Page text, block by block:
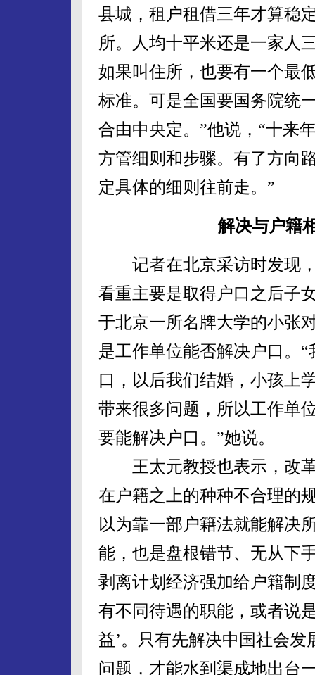
县城，租户租借三年才算稳
所。人均十平米还是一家人
如果叫住所，也要有一个最
标准。可是全国要国务院统
合由中央定。”他说，“十来
方管细则和步骤。有了方向
定具体的细则往前走。”
解决与户籍
记者在北京采访时发现，
看重主要是取得户口之后子
于北京一所名牌大学的小张
是工作单位能否解决户口。
口，以后我们结婚，小孩上
带来很多问题，所以工作单
要能解决户口。”她说。
王太元教授也表示，改革
在户籍之上的种种不合理的
以为靠一部户籍法就能解决
能，也是盘根错节、无从下
剥离计划经济强加给户籍制
有不同待遇的职能，或者说
益’。只有先解决中国社会
问题，才能水到渠成地出台